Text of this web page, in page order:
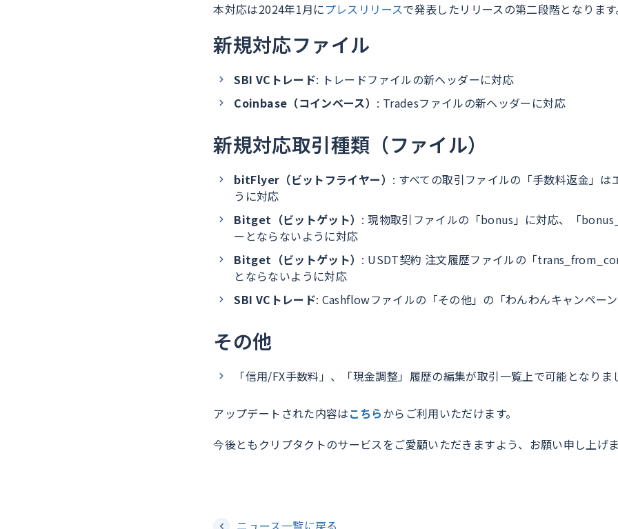
本対応は2024年1月にプレスリリースで発表したリリースの第二段階となります
新規対応ファイル
SBI VCトレード: トレードファイルの新ヘッダーに対応
Coinbase（コインベース） : Tradesファイルの新ヘッダーに対応
新規対応取引種類（ファイル）
bitFlyer（ビットフライヤー） : すべての取引ファイルの「手数料返金」は
うに対応
Bitget（ビットゲット） : 現物取引ファイルの「bonus」に対応、「
ーとならないように対応
Bitget（ビットゲット） : USDT契約 注文履歴ファイルの「
とならないように対応
SBI VCトレード: Cashflowファイルの「その他」の「わんわんキャンペー
その他
「信用/FX手数料」、「現金調整」履歴の編集が取引一覧上で可能となりま
アップデートされた内容はこちらからご利用いただけます。
今後ともクリプタクトのサービスをご愛顧いただきますよう、お願い申し上げま